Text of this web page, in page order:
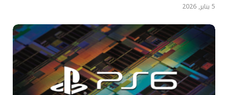
5 يناير, 2026